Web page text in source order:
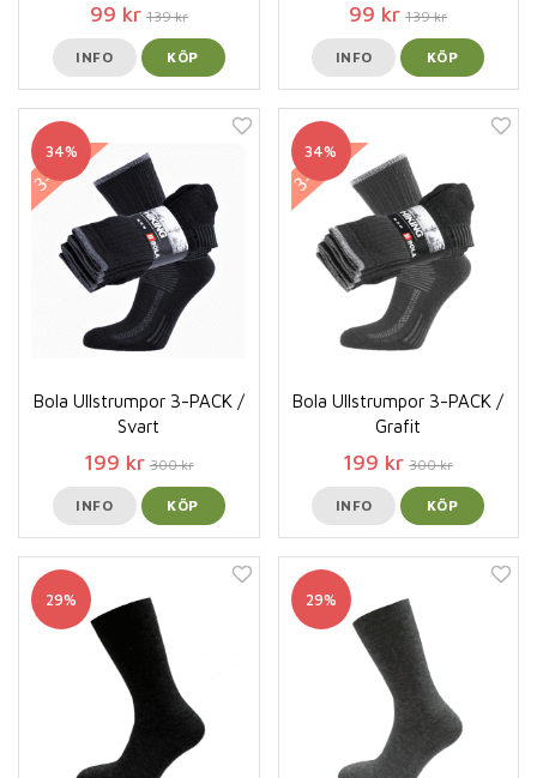
99 kr 139 kr
INFO KÖP
99 kr 139 kr
INFO KÖP
34%
Bola Ullstrumpor 3-PACK /
Svart
199 kr 300 kr
INFO KÖP
34%
Bola Ullstrumpor 3-PACK /
Grafit
199 kr 300 kr
INFO KÖP
29% 29%